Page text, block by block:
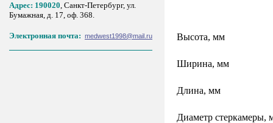
Адрес: 190020, Санкт-Петербург, ул.
Бумажная, д. 17, оф. 368.
Электронная почта: medwest1998@mail.ru Высота, мм
Ширина, мм
Длина, мм
Диаметр стеркамеры,